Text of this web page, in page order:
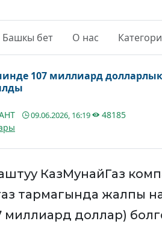
Башкы бет О нас
107 миллиард
09.06.2026, 16:19
48185
КазМунайГаз
тармагында жалпы
миллиард доллар)